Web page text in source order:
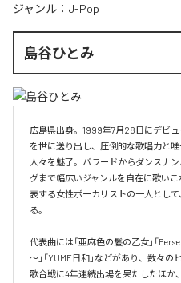
ジャンル： J-Pop
島谷ひとみ
広島県出身。1999年7月28日にデビ
を世に送り出し、圧倒的な歌唱力と
人々を魅了。バラードからダンスナ
グまで幅広いジャンルを自在に歌い
表する女性ボーカリストの一人とし
る。
代表曲には「亜麻色の髪の乙女」「
～」「YUME日和」などがあり、数々
歌合戦に4年連続出場を果たしたほか